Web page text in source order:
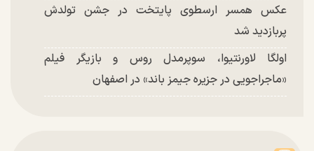
عکس همسر ارسطوی پایتخت در جشن تولدش
پربازدید شد
اولگا لاورنتیوا، سوپرمدل روس و بازیگر فیلم
«ماجراجویی در جزیره جیمز باند» در اصفهان